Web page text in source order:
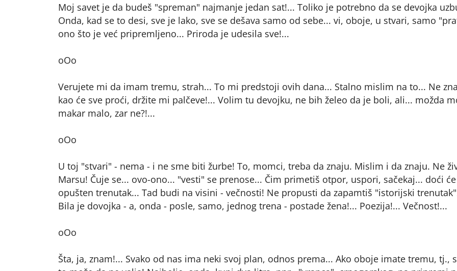
Moj savet je da budeš "spreman" najmanje jedan sat!... Toliko je potrebno da se devojka
Onda, kad se to desi, sve je lako, sve se dešava samo od sebe... vi, oboje, u stvari, samo
ono što je već pripremljeno... Priroda je udesila sve!...
oOo
Verujete mi da imam tremu, strah... To mi predstoji ovih dana... Stalno mislim na to... Ne
kao će sve proći, držite mi palčeve!... Volim tu devojku, ne bih želeo da je boli, ali... možda
makar malo, zar ne?!...
oOo
U toj "stvari" - nema - i ne sme biti žurbe! To, momci, treba da znaju. Mislim i da znaju. Ne
Marsu! Čuje se... ovo-ono... "vesti" se prenose... Čim primetiš otpor, uspori, sačekaj... doći će
opušten trenutak... Tad budi na visini - večnosti! Ne propusti da zapamtiš "istorijski
Bila je dovojka - a, onda - posle, samo, jednog trena - postade žena!... Poezija!... Večnost!...
oOo
Šta, ja, znam!... Svako od nas ima neki svoj plan, odnos prema... Ako oboje imate tremu, tj.,